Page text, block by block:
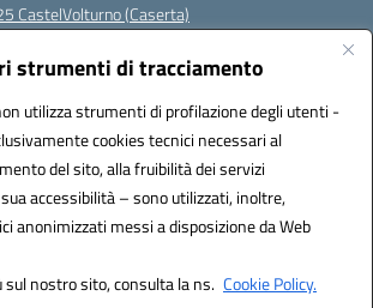
strumenti di tracciamento
utilizza strumenti di profilazione degli utenti -
cookies tecnici necessari al
del sito, alla fruibilità dei servizi
accessibilità – sono utilizzati, inoltre,
anonimizzati messi a disposizione da Web
sul nostro sito, consulta la ns. Cookie Policy.
CastelVolturno (Caserta)
(PEC):ceis014005@pec.istruzione.it
CEIS014005
Amministrazioni (IPA): istsc_ceis014005
(CUF): UOU8EW
& Powered by 3D Solution S.r.l.
& Design by Designers Italia